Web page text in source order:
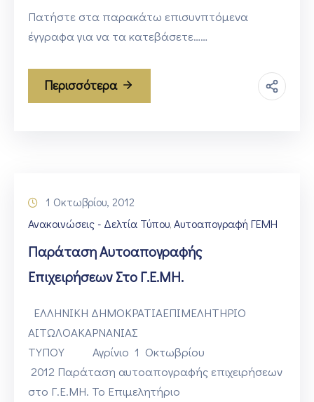
Πατήστε στα παρακάτω επισυνπτόμενα
έγγραφα για να τα κατεβάσετε……
Περισσότερα
1 Οκτωβρίου, 2012
Ανακοινώσεις - Δελτία Τύπου‚ Αυτοαπογραφή ΓΕΜΗ
Παράταση Αυτοαπογραφής
Επιχειρήσεων Στο Γ.Ε.ΜΗ.
ΕΛΛΗΝΙΚΗ ΔΗΜΟΚΡΑΤΙΑΕΠΙΜΕΛΗΤΗΡΙΟ
ΤΥΠΟΥ Αγρίνιο 1 Οκτωβρίου
2012 Παράταση αυτοαπογραφής επιχειρήσεων
στο Γ.Ε.ΜΗ. Το Επιμελητήριο